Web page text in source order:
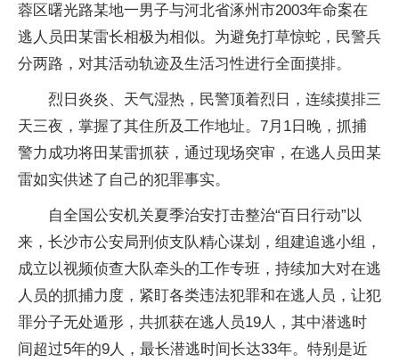
蓉区曙光路某地一男子与河北省涿州市2003年命案在
逃人员田某雷长相极为相似。为避免打草惊蛇，民警兵
分两路，对其活动轨迹及生活习性进行全面摸排。
烈日炎炎、天气湿热，民警顶着烈日，连续摸排三
天三夜，掌握了其住所及工作地址。7月1日晚，抓捕
警力成功将田某雷抓获，通过现场突审，在逃人员田某
雷如实供述了自己的犯罪事实。
自全国公安机关夏季治安打击整治“百日行动”以
来，长沙市公安局刑侦支队精心谋划，组建追逃小组，
成立以视频侦查大队牵头的工作专班，持续加大对在逃
人员的抓捕力度，紧盯各类违法犯罪和在逃人员，让犯
罪分子无处遁形，共抓获在逃人员19人，其中潜逃时
间超过5年的9人，最长潜逃时间长达33年。特别是近